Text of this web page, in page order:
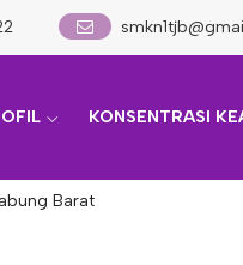
KONSENTRASI
Barat